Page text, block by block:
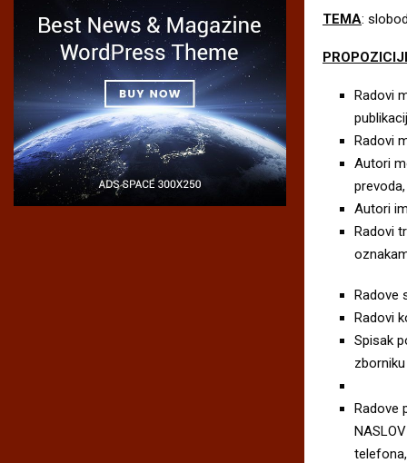
TEMA:
Radovi
Radovi
Autori
Autori
Radovi
Radove
Radovi
Spisak
Radove